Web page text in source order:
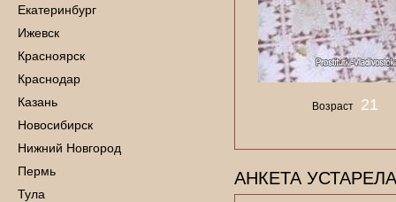
Екатеринбург
Ижевск
Красноярск
Краснодар
Казань
Новосибирск
Нижний Новгород
Пермь
Тула
Возраст 21
АНКЕТА